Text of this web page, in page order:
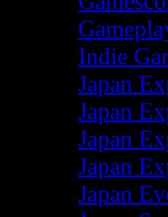
Indie
Japan
Japan
Japan
Japan
Japan